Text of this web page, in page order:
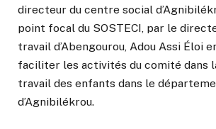
directeur du centre social
point focal du SOSTECI, par le
travail d’Abengourou, Adou Assi Éloi
faciliter les activités du comité dans
travail des enfants dans le
d’Agnibilékrou.